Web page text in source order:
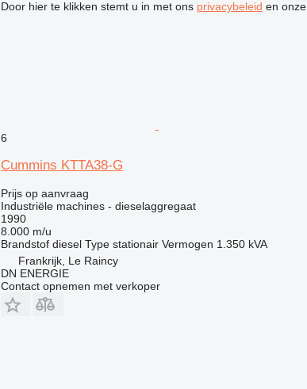
Door hier te klikken stemt u in met ons privacybeleid en onze
6
Cummins KTTA38-G
Prijs op aanvraag
Industriële machines - dieselaggregaat
1990
8.000 m/u
Brandstof diesel Type stationair Vermogen 1.350 kVA
Frankrijk, Le Raincy
DN ENERGIE
Contact opnemen met verkoper